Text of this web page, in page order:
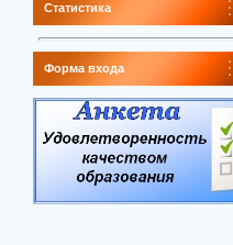
Статистика
Форма входа